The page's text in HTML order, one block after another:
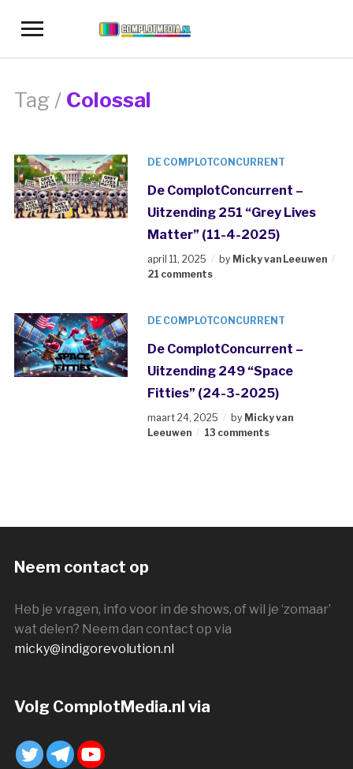
Toggle
navigation
Tag / Colossal
DE COMPLOTCONCURRENT
De ComplotConcurrent –
Uitzending 251 “Grey Lives
Matter” (11-4-2025)
april 11, 2025 by Micky van Leeuwen
21 comments
DE COMPLOTCONCURRENT
De ComplotConcurrent –
Uitzending 249 “Space
Fitties” (24-3-2025)
maart 24, 2025 by Micky van
Leeuwen
13 comments
Neem contact op
Heb je vragen, info voor in de shows, of wil je ‘zomaar’
wat delen? Neem dan contact op via
micky@indigorevolution.nl
Volg ComplotMedia.nl via